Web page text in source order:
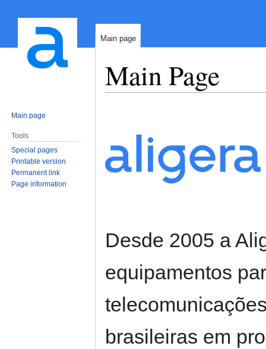
Main Page
navigation
Desde 2005 a
equipamentos
brasileiras em
Main page
Main page
Tools
Special pages
Printable version
Permanent link
Page information